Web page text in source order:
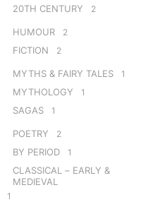
20TH CENTURY 2
HUMOUR 2
FICTION 2
MYTHS & FAIRY TALES 1
MYTHOLOGY 1
SAGAS 1
POETRY 2
BY PERIOD 1
CLASSICAL – EARLY &
MEDIEVAL
1